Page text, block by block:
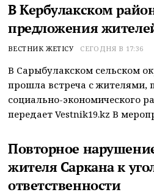
В Кербулакском
предложения
ВЕСТНИК ЖЕТІСУ СЕГОДНЯ В 17:36
В Сарыбулакском сельском
прошла встреча с жителями,
социально-экономического
передает Vestnik19.kz В
Повторное
жителя Саркана к
ответственности